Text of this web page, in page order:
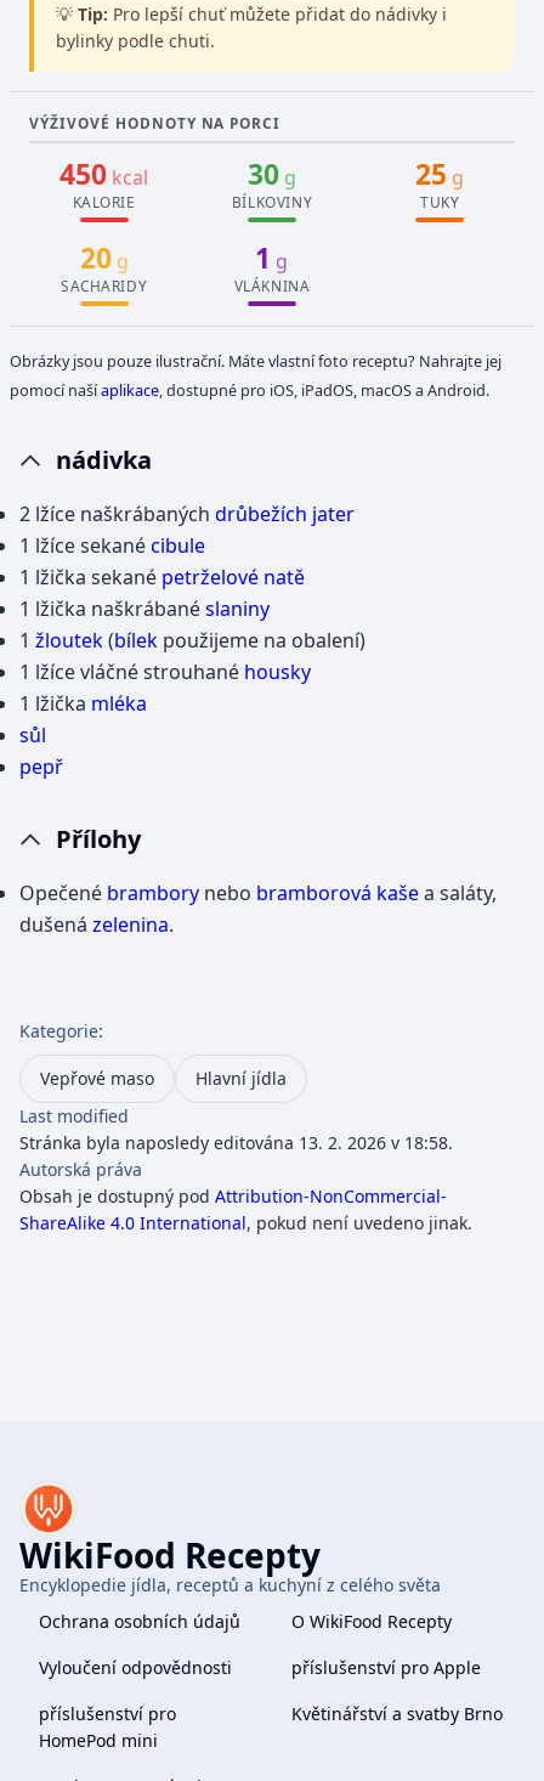
💡 Tip: Pro lepší chuť můžete přidat do nádivky i
bylinky podle chuti.
VÝŽIVOVÉ HODNOTY NA PORCI
450 kcal
KALORIE
30g
BÍLKOVINY
25 g
TUKY
20g
SACHARIDY
1 g
VLÁKNINA
Obrázky jsou pouze ilustrační. Máte vlastní foto receptu? Nahrajte jej
pomocí našíaplikace, dostupné pro iOS, iPadOS, macOS a Android.
nádivka
2 lžíce naškrábaných drůbežích jater
1 lžíce sekanécibule
1 lžička sekané petrželové natě
1 lžička naškrábanéslaniny
1 žloutek(bílek použijeme na obalení)
1 lžíce vláčné strouhané housky
1 lžička mléka
sůl
pepř
Přílohy
Opečené brambory nebo bramborová kašea saláty,
dušená zelenina.
Kategorie:
Vepřové maso
Hlavní jídla
Last modified
Stránka byla naposledy editována 13. 2. 2026 v 18:58.
Autorská práva
Obsah je dostupný pod Attribution-NonCommercial-
ShareAlike 4.0 International, pokud není uvedeno jinak.
WikiFood Recepty
Encyklopedie jídla, receptů a kuchyní z celého světa
Ochrana osobních údajů
O WikiFood Recepty
Vyloučení odpovědnosti
příslušenství pro Apple
příslušenství pro
HomePod mini
Květinářství a svatby Brno